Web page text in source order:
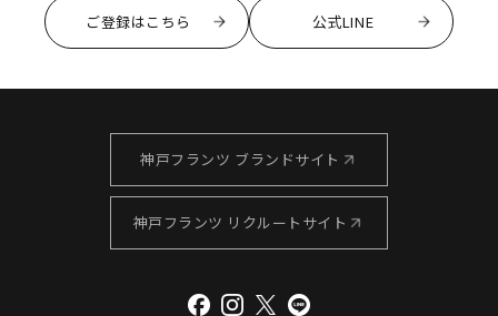
ご登録はこちら 公式LINE
神戸フランツ ブランドサイト
神戸フランツ リクルートサイト